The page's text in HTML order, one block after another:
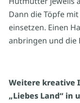
Dann die Töpfe
einsetzen. Einen
anbringen und die
Weitere kreative
„Liebes Land“ in